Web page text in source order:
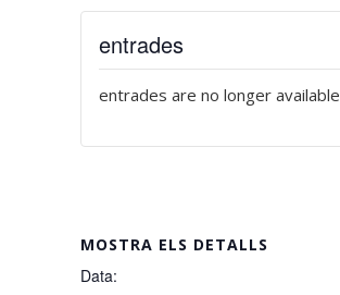
MOSTRA ELS DETALLS
Data:
entrades
entrades are no longer available